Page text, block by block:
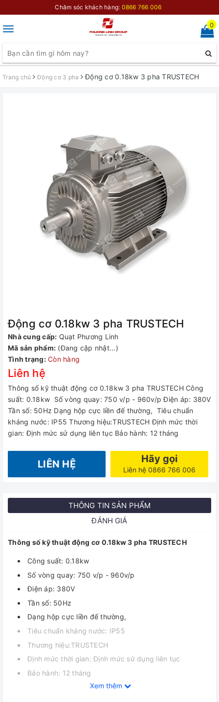
Chăm sóc khách hàng: 0866 766 006
Toggle
0
Trang chủ Động cơ 3 pha Động cơ 0.18kw 3 pha TRUSTECH
Động cơ 0.18kw 3 pha TRUSTECH
Nhà cung cấp: Quạt Phương Linh
Mã sản phẩm: (Đang cập nhật...)
Tình trạng: Còn hàng
Liên hệ
Thông số kỹ thuật động cơ 0.18kw 3 pha TRUSTECH Công
suất: 0.18kw Số vòng quay: 750 v/p - 960v/p Điện áp: 380V
Tần số: 50Hz Dạng hộp cực liền đế thường, Tiêu chuẩn
kháng nước: IP55 Thương hiệu:TRUSTECH Định mức thời
gian: Định mức sử dụng liên tục Bảo hành: 12 tháng
LIÊN HỆ Hãy gọi
Liên hệ 0866 766 006
THÔNG TIN SẢN PHẨM
ĐÁNH GIÁ
Thông số kỹ thuật động cơ 0.18kw 3 pha TRUSTECH
Công suất: 0.18kw
Số vòng quay: 750 v/p - 960v/p
Điện áp: 380V
Tần số: 50Hz
Dạng hộp cực liền đế thường,
Tiêu chuẩn kháng nước: IP55
Thương hiệu:TRUSTECH
Định mức thời gian: Định mức sử dụng liên tục
Bảo hành: 12 tháng
Xem thêm